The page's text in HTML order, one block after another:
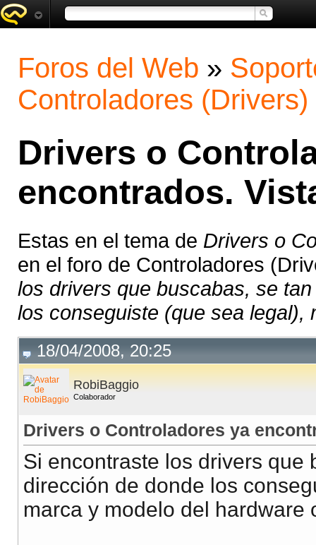
Foros del Web »
Controladores (Drivers)
Drivers o
encontrados.
Estas en el tema de Drivers o
en el foro de Controladores
los drivers que buscabas, se
los conseguiste (que sea legal),
18/04/2008, 20:25
RobiBaggio
Colaborador
Drivers o Controladores ya
Si encontraste los drivers que
dirección de donde los
marca y modelo del hardware